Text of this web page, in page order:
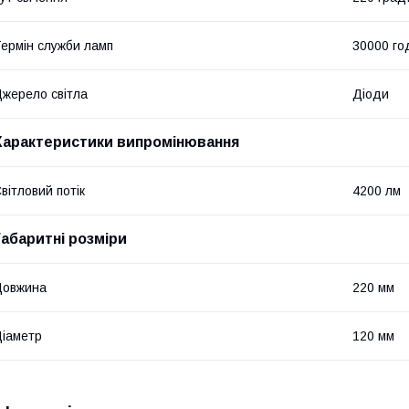
служби ламп 30000
світла Діоди
випромінювання
потік 4200 лм
розміри
220 мм
120 мм